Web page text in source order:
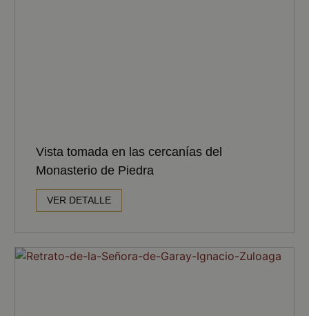
Vista tomada en las cercanías del
Monasterio de Piedra
VER DETALLE